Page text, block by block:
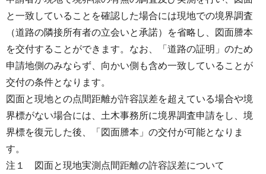
と一致していることを確認した場合には現地での境界調査
（道路の隣接所有者の立会いと承諾）を省略し、図面謄本
を交付することができます。なお、「道路の証明」のため
申請地側のみならず、向かい側も含め一致していることが
交付の条件となります。
図面と現地との点間距離が許容誤差を超えている場合や境
界標がない場合には、土木事務所に境界調査申請をし、境
界標を復元した後、「図面謄本」の交付が可能となりま
す。
注１ 図面と現地実測点間距離の許容誤差について